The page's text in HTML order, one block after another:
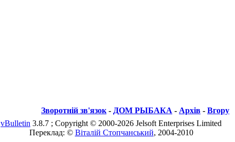
Зворотній зв'язок - ДОМ РЫБАКА - Архів - Вгору
vBulletin 3.8.7 ; Copyright © 2000-2026 Jelsoft Enterprises Limited
Переклад: © Віталій Стопчанський, 2004-2010